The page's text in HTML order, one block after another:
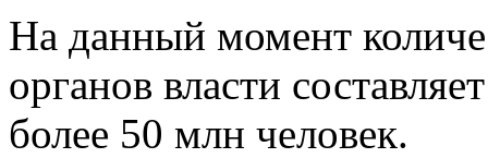
На данный момент
органов власти
более 50 млн человек.